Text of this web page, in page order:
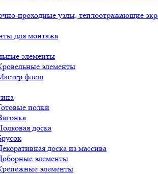
проходные узлы, теплоотражающие
для монтажа
элементы
элементы
флеш
полки
доска
доска из массива
элементы
элементы